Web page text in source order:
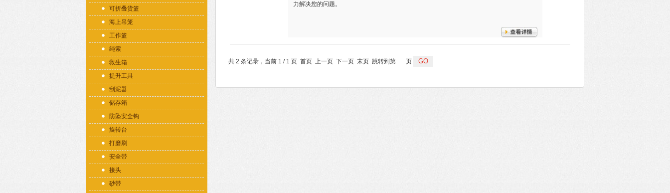
可折叠货篮
海上吊笼
工作篮
绳索
救生箱
提升工具
刮泥器
储存箱
防坠安全钩
旋转台
打磨刷
安全带
接头
砂带
力解决您的问题。
共 2 条记录，当前 1 / 1 页 首页 上一页 下一页 末页 跳转到第 页